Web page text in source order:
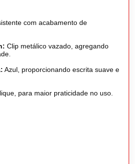
com acabamento de
Clip metálico vazado, agregando
Azul, proporcionando escrita suave e
para maior praticidade no uso.